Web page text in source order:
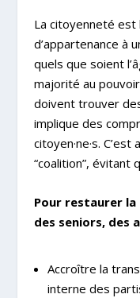
La citoyenneté est
d’appartenance à
quels que soient
majorité au
doivent trouver
implique des
citoyen·ne·s.
“coalition”, évitant
Pour restaurer
des seniors, des
Accroître la
interne des